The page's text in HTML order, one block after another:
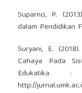
Suparno, P.
dalam Pendidikan
Suryani, E.
Cahaya Pada
Edukatika :
http://